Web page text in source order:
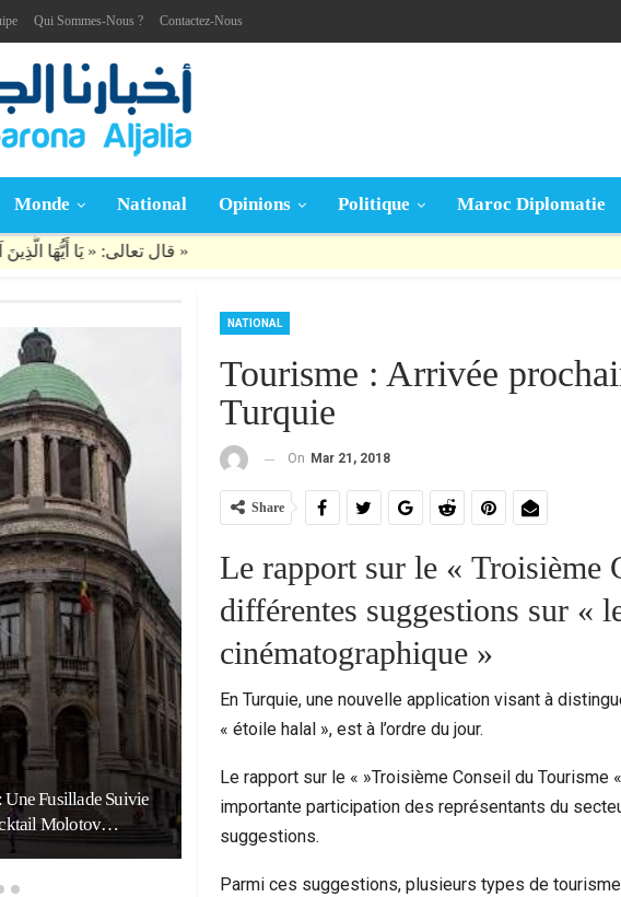
Qui Sommes-Nous ? Contactez-Nous
Monde National Opinions Politique Maroc Diplomatie
NATIONAL
Tourisme : Arrivée
Turquie
On Mar 21, 2018
Share
Le rapport sur le « Troisième
différentes suggestions sur «
cinématographique »
En Turquie, une nouvelle application visant à
« étoile halal », est à l’ordre du jour.
Le rapport sur le « »Troisième Conseil du Tourisme
importante participation des représentants du
suggestions.
Parmi ces suggestions, plusieurs types de
Une Fusillade Suivie
Molotov…
Marocains Du Monde : Le Maroc Investit-Il
Suffisamment Dans Les Enfants De Sa…